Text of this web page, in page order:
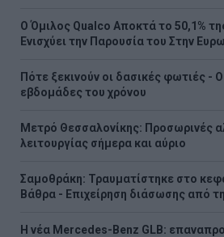
Ο Όμιλος Qualco Αποκτά το 50,1%
Ενισχύει την Παρουσία του Στην
Πότε ξεκινούν οι δασικές φωτιές -
εβδομάδες του χρόνου
Μετρό Θεσσαλονίκης: Προσωρινές
λειτουργίας σήμερα και αύριο
Σαμοθράκη: Τραυματίστηκε στο
Βάθρα - Επιχείρηση διάσωσης από
Η νέα Mercedes-Benz GLB: